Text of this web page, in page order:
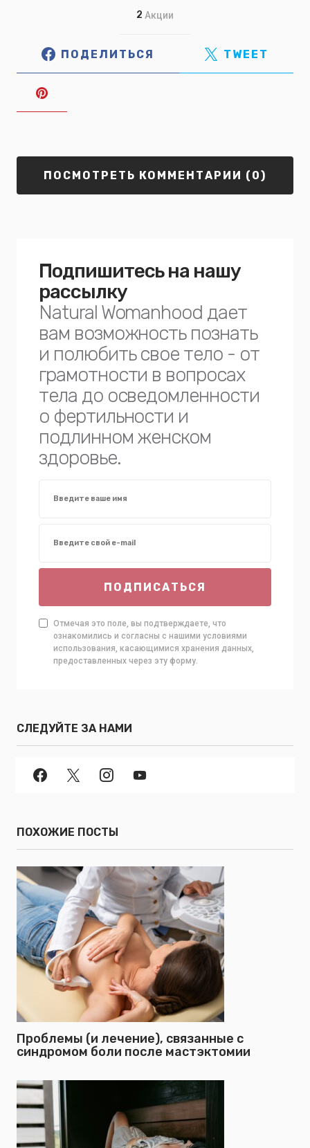
2 Акции
ПОДЕЛИТЬСЯ TWEET
ПОСМОТРЕТЬ КОММЕНТАРИИ (0)
Подпишитесь на нашу
рассылку
Natural Womanhood дает
вам возможность познать
и полюбить свое тело - от
грамотности в вопросах
тела до осведомленности
о фертильности и
подлинном женском
здоровье.
ПОДПИСАТЬСЯ
Отмечая это поле, вы подтверждаете, что
ознакомились и согласны с нашими условиями
использования, касающимися хранения данных,
предоставленных через эту форму.
СЛЕДУЙТЕ ЗА НАМИ
ПОХОЖИЕ ПОСТЫ
Проблемы (и лечение), связанные с
синдромом боли после мастэктомии